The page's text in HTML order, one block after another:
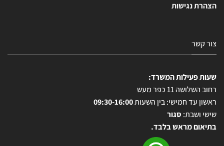
הצהרת נגישות
צור קשר
שעות פעילות המשרד:
רחוב השלושה 11 כפר מעש
ראשון עד חמישי: בין השעות09:30-16:00
שישי ושבת: סגור
בתיאום מראש בלבד.